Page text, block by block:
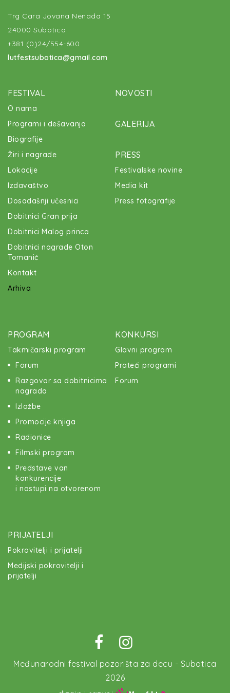
Trg Cara Jovana Nenada 15
24000 Subotica
+381 (0)24/554-600
lutfestsubotica@gmail.com
FESTIVAL
O nama
Programi i dešavanja
Biografije
Žiri i nagrade
Lokacije
Izdavaštvo
Dosadašnji učesnici
Dobitnici Gran prija
Dobitnici Malog princa
Dobitnici nagrade Oton
Tomanić
Kontakt
Arhiva
NOVOSTI
PROGRAM
Takmičarski program
Forum
Razgovor sa dobitnicima
nagrada
Izložbe
Promocije knjiga
Radionice
Filmski program
Predstave van
konkurencije
i nastupi na otvorenom
KONKURSI
Glavni program
Prateći programi
Forum
GALERIJA
PRIJATELJI
Pokrovitelji i prijatelji
Medijski pokrovitelji i
prijatelji
PRESS
Festivalske novine
Media kit
Press fotografije
Međunarodni festival pozorišta za decu - Subotica
2026